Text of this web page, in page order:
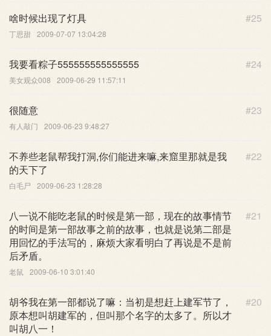
#25
啥时候出现了灯具
丁思甜 2009-07-07 13:04:28
#24
我要看粽子555555555555555
美女观众008 2009-06-29 11:57:11
#23
很随意
有人敲门 2009-06-23 9:48:27
#22
不养些老鼠帮我打洞,你们能进来嘛,来窟里那就是我
的天下了
白毛尸 2009-06-23 1:28:28
#21
八一说不能吃老鼠的时候是第一部，现在的故事情节
的时间是第一部故事之前的故事，也就是说第二部是
用回忆的手法写的，麻烦大家看明白了再说是不是前
后矛盾。
老鼠 2009-06-10 3:01:40
#20
胡爷我在第一部都说了嘛：当初是想赶上建军节了，
原本想叫胡建军的，但叫那个名字的太多了。所以才
叫胡八一！